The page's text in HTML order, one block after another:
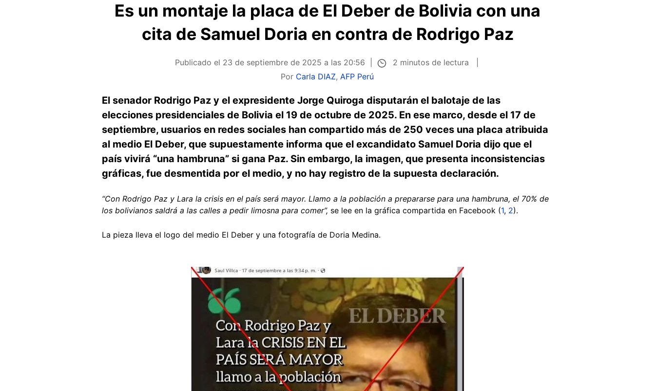
Es un montaje la placa de El Deber de Bolivia con una
cita de Samuel Doria en contra de Rodrigo Paz
Publicado el 23 de septiembre de 2025 a las 20:56
2 minutos de lectura
Por Carla DIAZ, AFP Perú
El senador Rodrigo Paz y el expresidente Jorge Quiroga disputarán el balotaje de las
elecciones presidenciales de Bolivia el 19 de octubre de 2025. En ese marco, desde el 17 de
septiembre, usuarios en redes sociales han compartido más de 250 veces una placa atribuida
al medio El Deber, que supuestamente informa que el excandidato Samuel Doria dijo que el
país vivirá “una hambruna” si gana Paz. Sin embargo, la imagen, que presenta inconsistencias
gráficas, fue desmentida por el medio, y no hay registro de la supuesta declaración.
“Con Rodrigo Paz y Lara la crisis en el país será mayor. Llamo a la población a prepararse para una hambruna, el 70% de
los bolivianos saldrá a las calles a pedir limosna para comer”, se lee en la gráfica compartida en Facebook (1, 2).
La pieza lleva el logo del medio El Deber y una fotografía de Doria Medina.